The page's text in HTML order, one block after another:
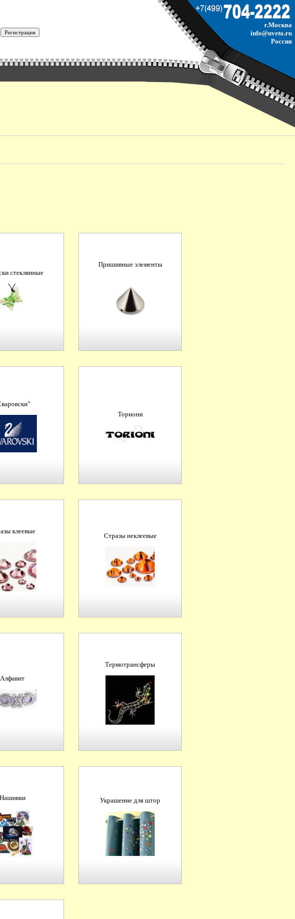
г.Москва
info@uveto.ru
Россия
стеклянные
Пришивные элементы
Ториони
клеевые
Стразы неклеевые
Алфавит
Термотрансферы
Нашивки Украшение для штор